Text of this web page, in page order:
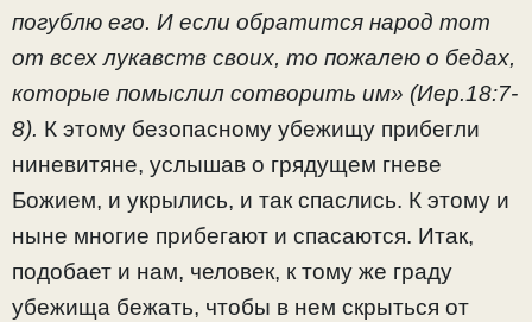
погублю его. И если обратится народ тот
от всех лукавств своих, то пожалею о бедах,
которые помыслил сотворить им» (Иер.18:7-
8). К этому безопасному убежищу прибегли
ниневитяне, услышав о грядущем гневе
Божием, и укрылись, и так спаслись. К этому и
ныне многие прибегают и спасаются. Итак,
подобает и нам, человек, к тому же граду
убежища бежать, чтобы в нем скрыться от